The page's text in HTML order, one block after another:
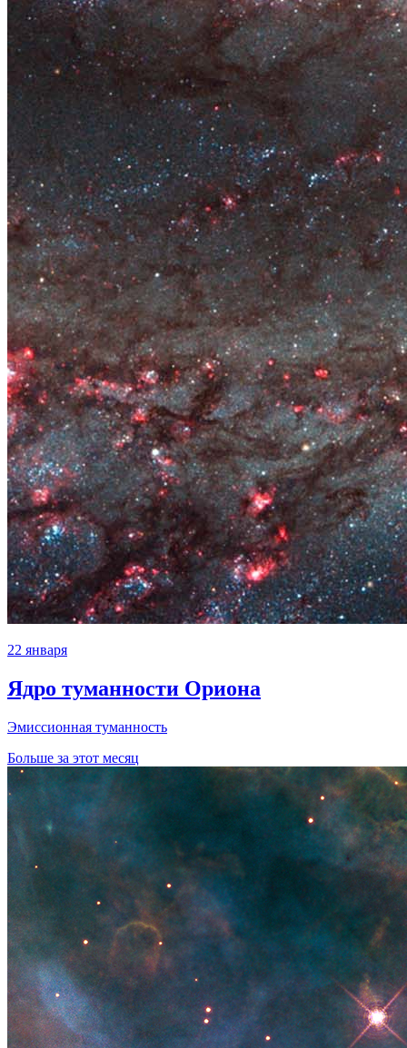
22 января
Ядро туманности Ориона
Эмиссионная туманность
Больше за этот месяц